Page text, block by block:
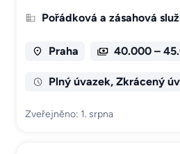
Pořádková a zásahová
Praha 40.000 –
Plný úvazek, Zkrácený
Zveřejněno: 1. srpna